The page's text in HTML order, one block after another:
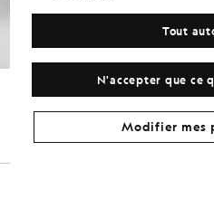
Short en chino de coton ultra-fin
£75.00
N'accepter que ce
Tout
Modifier mes